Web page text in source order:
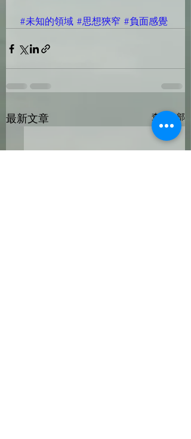
#未知的領域 #思想狹窄 #負面感覺
最新文章 查看全部